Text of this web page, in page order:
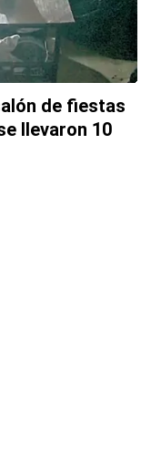
de fiestas
llevaron 10